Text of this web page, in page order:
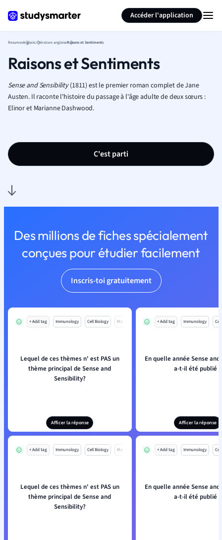
Accéder l'application
ResumesAnglaisLittérature anglaiseRaisons et Sentiments
Raisons et Sentiments
Sense and Sensibility(1811) est le premier roman complet de Jane
Austen. Il raconte l'histoire du passage à l'âge adulte de deux sœurs :
Elinor et Marianne Dashwood.
C'est parti
Des millions de fiches spécialement
conçues pour étudier facilement
Inscris-toi gratuitement
+ Add tag Immunology Cell Biology Mo
Lequel de ces thèmes n' est PAS un
thème principal de Sense and
Sensibility?
Afficer la réponse
+ Add tag Immunology
En quelle année Sense
a-t-il été publié ?
Afficer la réponse
+ Add tag Immunology Cell Biology Mo
Lequel de ces thèmes n' est PAS un
thème principal de Sense and
Sensibility?
+ Add tag Immunology
En quelle année Sense
a-t-il été publié ?
Résumer la page